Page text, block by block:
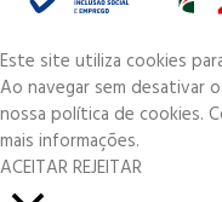
Este site utiliza cookies
Ao navegar sem desativar
nossa política de cookies.
mais informações.
ACEITARREJEITAR